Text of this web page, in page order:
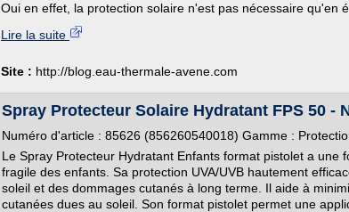
Oui en effet, la protection solaire n'est pas nécessaire qu'en
Lire la suite
Site : http://blog.eau-thermale-avene.com
Spray Protecteur Solaire Hydratant FPS 50 -
Numéro d'article : 85626 (856260540018) Gamme :
Le Spray Protecteur Hydratant Enfants format pistolet a une
fragile des enfants. Sa protection UVA/UVB hautement
soleil et des dommages cutanés à long terme. Il aide à
cutanées dues au soleil. Son format pistolet permet une